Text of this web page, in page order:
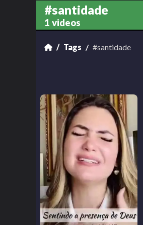
#santidade
1 videos
Tags #santidade